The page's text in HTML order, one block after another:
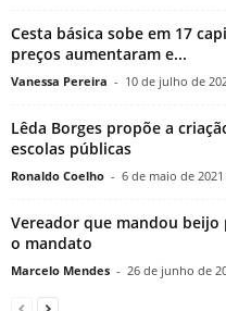
Cesta básica sobe em 17
preços aumentaram e...
Vanessa Pereira - 10 de julho de
Lêda Borges propõe a
escolas públicas
Ronaldo Coelho - 6 de maio de 2021
Vereador que mandou beijo
o mandato
Marcelo Mendes - 26 de junho de